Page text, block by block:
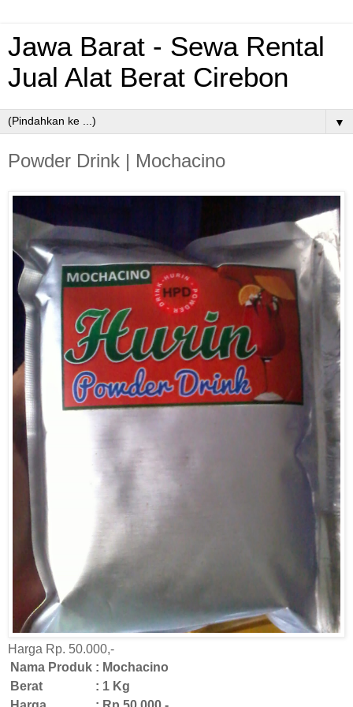
Jawa Barat - Sewa Rental
Jual Alat Berat Cirebon
▼
Powder Drink | Mochacino
Harga Rp. 50.000,-
Nama Produk : Mochacino
Berat
: 1 Kg